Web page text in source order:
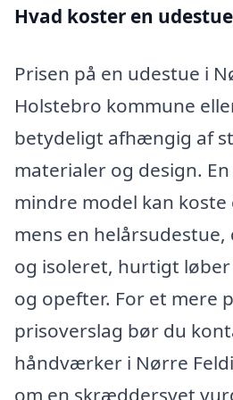
Hvad koster en
Prisen på en udestue i
Holstebro kommune
betydeligt afhængig af
materialer og design.
mindre model kan koste
mens en
og isoleret, hurtigt løber
og opefter. For et mere
prisoverslag bør du
håndværker i Nørre
om en skræddersyet